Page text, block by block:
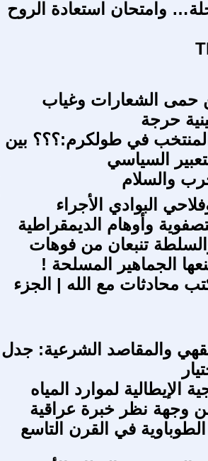
وامتحان استعادة الروح
حمى الشعارات وغياب
حرجة
في طولكرم:؟؟؟ بين
السياسي
والسلام
البوادي الأجراء
وأوهام الديمقراطية
والسلطة تنبعان من فوهات
الجماهير المسلحة !
محادثات مع الله | الجزء
والمقاصد الشرعية: جدل
الإيطالية لموارد المياه
في القرن التاسع